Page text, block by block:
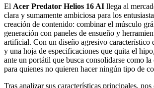
El Acer Predator Helios 16 AI llega al
clara y sumamente ambiciosa para los
creación de contenido: combinar el músculo
generación con paneles de ensueño y
artificial. Con un diseño agresivo característico
y una hoja de especificaciones que quita el
ante un portátil que busca consolidarse como
para quienes no quieren hacer ningún tipo de
Tras analizar sus características principales,